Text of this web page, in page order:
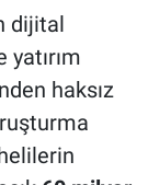
dijital
haksız